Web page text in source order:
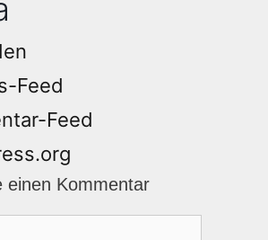
Feed
Feed
einen Kommentar